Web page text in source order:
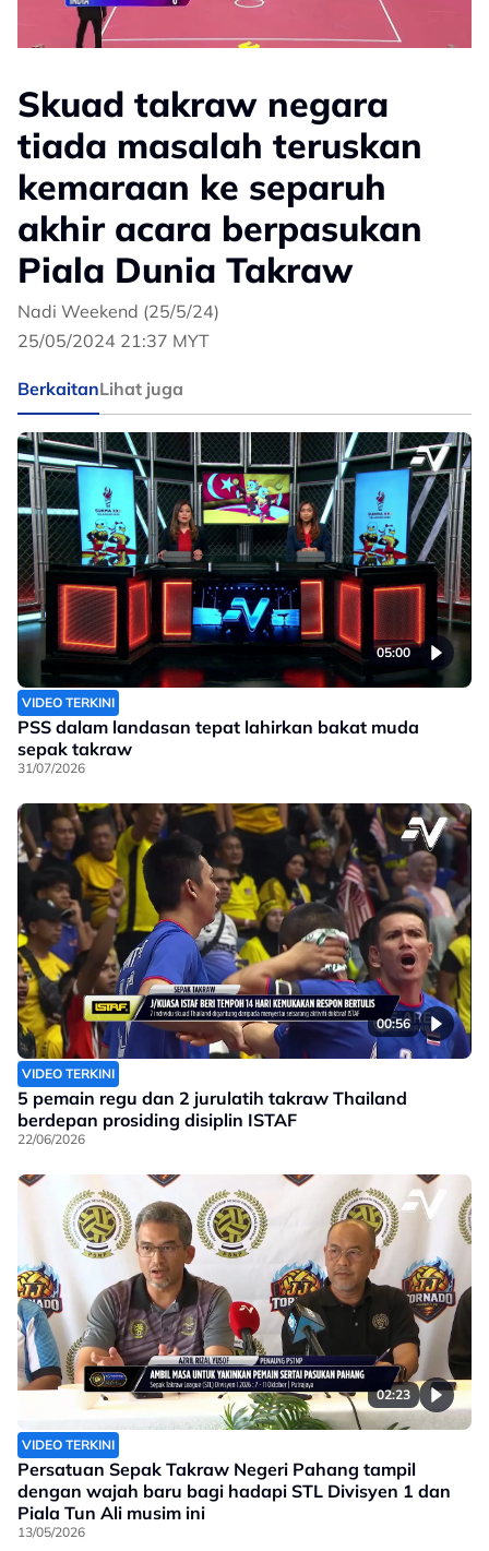
Skuad takraw negara
tiada masalah teruskan
kemaraan ke separuh
akhir acara berpasukan
Piala Dunia Takraw
Nadi Weekend (25/5/24)
25/05/2024 21:37 MYT
BerkaitanLihat juga
05:00
VIDEO TERKINI
PSS dalam landasan tepat lahirkan bakat muda
sepak takraw
31/07/2026
00:56
VIDEO TERKINI
5 pemain regu dan 2 jurulatih takraw Thailand
berdepan prosiding disiplin ISTAF
22/06/2026
02:23
VIDEO TERKINI
Persatuan Sepak Takraw Negeri Pahang tampil
dengan wajah baru bagi hadapi STL Divisyen 1 dan
Piala Tun Ali musim ini
13/05/2026